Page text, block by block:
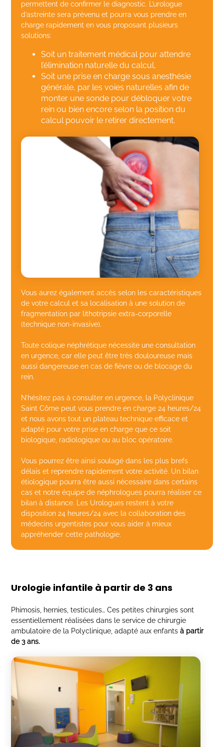
permettent de confirmer le diagnostic. L’urologue
d’astreinte sera prévenu et pourra vous prendre en
charge rapidement en vous proposant plusieurs
solutions:
Soit un traitement médical pour attendre
l’élimination naturelle du calcul,
Soit une prise en charge sous anesthésie
générale, par les voies naturelles afin de
monter une sonde pour débloquer votre
rein ou bien encore selon la position du
calcul pouvoir le retirer directement.
Vous aurez également accès selon les caractéristiques
de votre calcul et sa localisation à une solution de
fragmentation par lithotripsie extra-corporelle
(technique non-invasive).
Toute colique néphrétique nécessite une consultation
en urgence, car elle peut être très douloureuse mais
aussi dangereuse en cas de fièvre ou de blocage du
rein.
N’hésitez pas à consulter en urgence, la Polyclinique
Saint Côme peut vous prendre en charge 24 heures/24
et nous avons tout un plateau technique efficace et
adapté pour votre prise en charge que ce soit
biologique, radiologique ou au bloc opératoire.
Vous pourrez être ainsi soulagé dans les plus brefs
délais et reprendre rapidement votre activité. Un bilan
étiologique pourra être aussi nécessaire dans certains
cas et notre équipe de néphrologues pourra réaliser ce
bilan à distance. Les Urologues restent à votre
disposition 24 heures/24 avec la collaboration des
médecins urgentistes pour vous aider à mieux
appréhender cette pathologie.
Urologie infantile à partir de 3 ans
Phimosis, hernies, testicules… Ces petites chirurgies sont
essentiellement réalisées dans le service de chirurgie
ambulatoire de la Polyclinique, adapté aux enfantsà partir
de 3 ans.